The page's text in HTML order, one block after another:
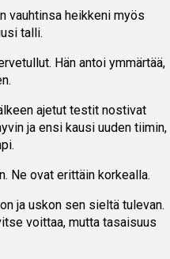
vauhtinsa heikkeni myös
talli.
Hän antoi ymmärtää,
ajetut testit nostivat
ja ensi kausi uuden tiimin,
Ne ovat erittäin korkealla.
ja uskon sen sieltä tulevan.
voittaa, mutta tasaisuus